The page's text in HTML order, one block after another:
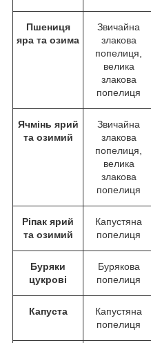
Пшениця
яра та озима
Звичайна
злакова
попелиця,
велика
злакова
попелиця
Ячмінь ярий
та озимий
Звичайна
злакова
попелиця,
велика
злакова
попелиця
Ріпак ярий
та озимий
Капустяна
попелиця
Буряки
цукрові
Бурякова
попелиця
Капуста
Капустяна
попелиця